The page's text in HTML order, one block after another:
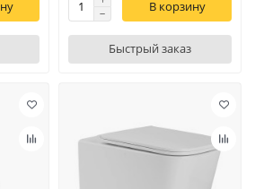
В корзину
Быстрый заказ